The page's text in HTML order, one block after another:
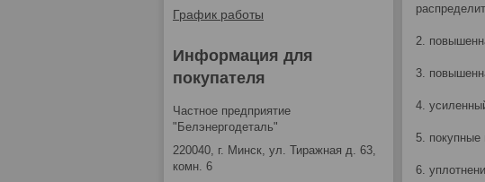
2.
3.
4.
5. покупные
6.
График работы
Информация для
покупателя
Частное предприятие
"Белэнергодеталь"
220040, г. Минск, ул. Тиражная д. 63,
комн. 6